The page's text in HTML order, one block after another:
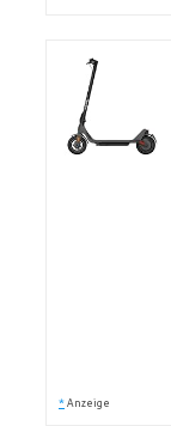
* Anzeige